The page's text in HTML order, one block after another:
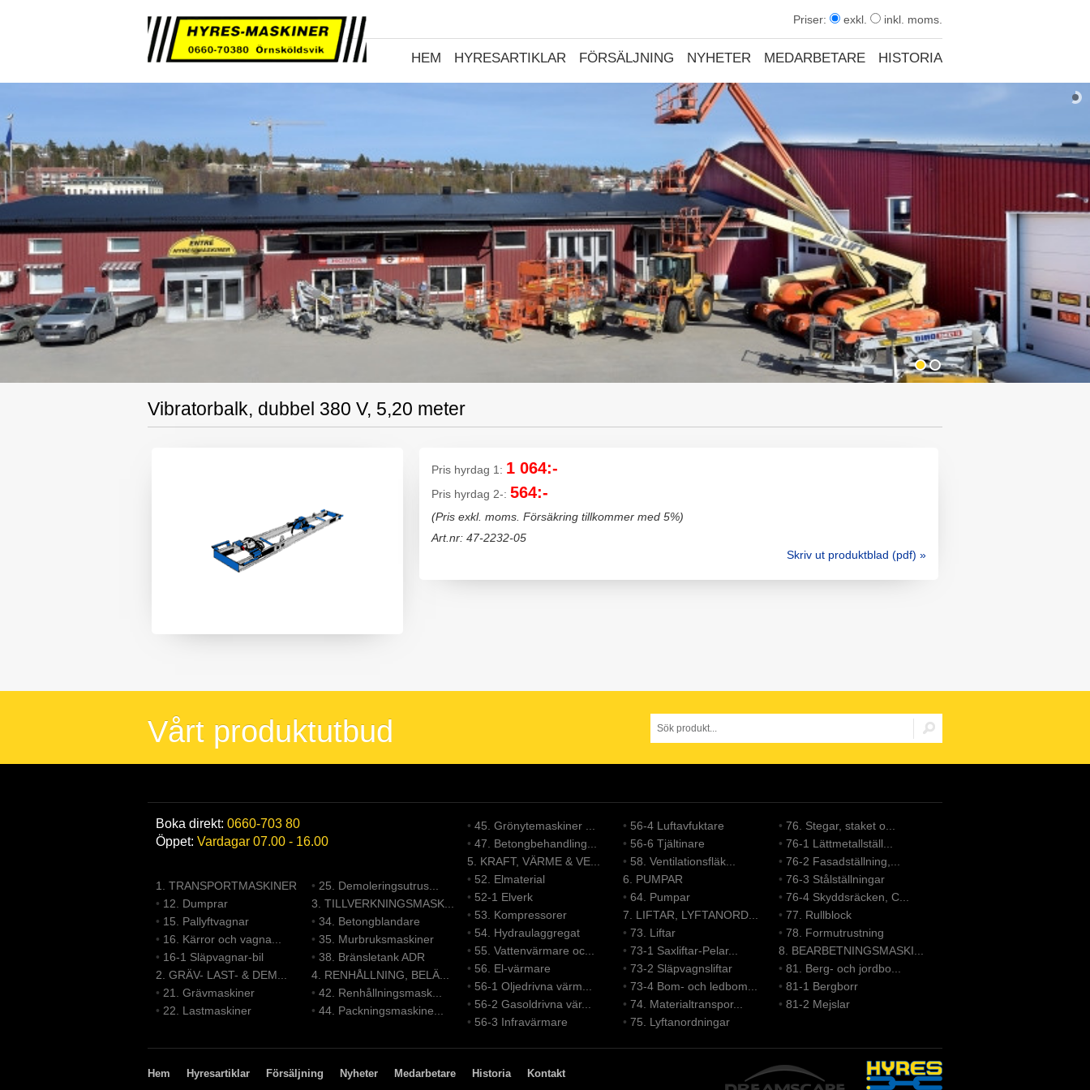
Priser: exkl. inkl. moms.
HEM HYRESARTIKLAR FÖRSÄLJNING NYHETER MEDARBETARE HISTORIA
Vibratorbalk, dubbel 380 V, 5,20 meter
Pris hyrdag 1: 1 064:-
Pris hyrdag 2-: 564:-
(Pris exkl. moms. Försäkring tillkommer med 5%)
Art.nr: 47-2232-05
Skriv ut produktblad (pdf) »
Vårt produktutbud
Boka direkt: 0660-703 80
Öppet: Vardagar 07.00 - 16.00
1. TRANSPORTMASKINER
• 12. Dumprar
• 15. Pallyftvagnar
• 16. Kärror och vagna...
• 16-1 Släpvagnar-bil
2. GRÄV- LAST- & DEM...
• 21. Grävmaskiner
• 22. Lastmaskiner
• 25. Demoleringsutrus...
3. TILLVERKNINGSMASK...
• 34. Betongblandare
• 35. Murbruksmaskiner
• 38. Bränsletank ADR
4. RENHÅLLNING, BELÄ...
• 42. Renhållningsmask...
• 44. Packningsmaskine...
• 45. Grönytemaskiner ...
• 47. Betongbehandling...
5. KRAFT, VÄRME & VE...
• 52. Elmaterial
• 52-1 Elverk
• 53. Kompressorer
• 54. Hydraulaggregat
• 55. Vattenvärmare oc...
• 56. El-värmare
• 56-1 Oljedrivna värm...
• 56-2 Gasoldrivna vär...
• 56-3 Infravärmare
• 56-4 Luftavfuktare
• 56-6 Tjältinare
• 58. Ventilationsfläk...
6. PUMPAR
• 64. Pumpar
7. LIFTAR, LYFTANORD...
• 73. Liftar
• 73-1 Saxliftar-Pelar...
• 73-2 Släpvagnsliftar
• 73-4 Bom- och ledbom...
• 74. Materialtranspor...
• 75. Lyftanordningar
• 76. Stegar, staket o...
• 76-1 Lättmetallställ...
• 76-2 Fasadställning,...
• 76-3 Stålställningar
• 76-4 Skyddsräcken, C...
• 77. Rullblock
• 78. Formutrustning
8. BEARBETNINGSMASKI...
• 81. Berg- och jordbo...
• 81-1 Bergborr
• 81-2 Mejslar
Hem Hyresartiklar Försäljning Nyheter Medarbetare Historia Kontakt